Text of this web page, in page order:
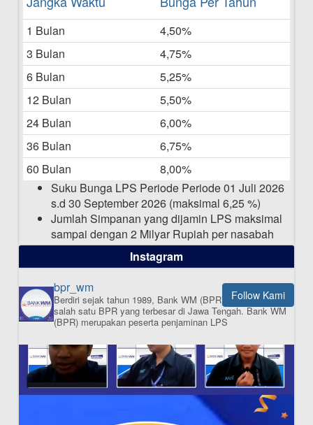
Bulan Mei 2025
Laporan Keuangan Berkelanjutan
06-05-2025
Daftar Pemenang Undian TAMASHA
Bulan April 2025
15-04-2025
Pengumuman Nama Baru Perusahaan
1 Bulan
4,50%
3 Bulan
4,75%
6 Bulan
5,25%
12 Bulan
5,50%
24 Bulan
6,00%
36 Bulan
6,75%
60 Bulan
8,00%
Suku Bunga LPS Periode Periode 01 Juli 2026
s.d 30 September 2026 (maksimal 6,25 %)
Jumlah Simpanan yang dijamin LPS maksimal
sampai dengan 2 Milyar Rupiah per nasabah
dalam satu bank
ISI APLIKASI SEKARANG
Instagram
Follow Kami
bpr_wm
Berdiri sejak tahun 1989, Bank WM (BPR) merupakan
salah satu BPR yang terbesar di Jawa Tengah.Bank WM
(BPR) merupakan peserta penjaminan LPS